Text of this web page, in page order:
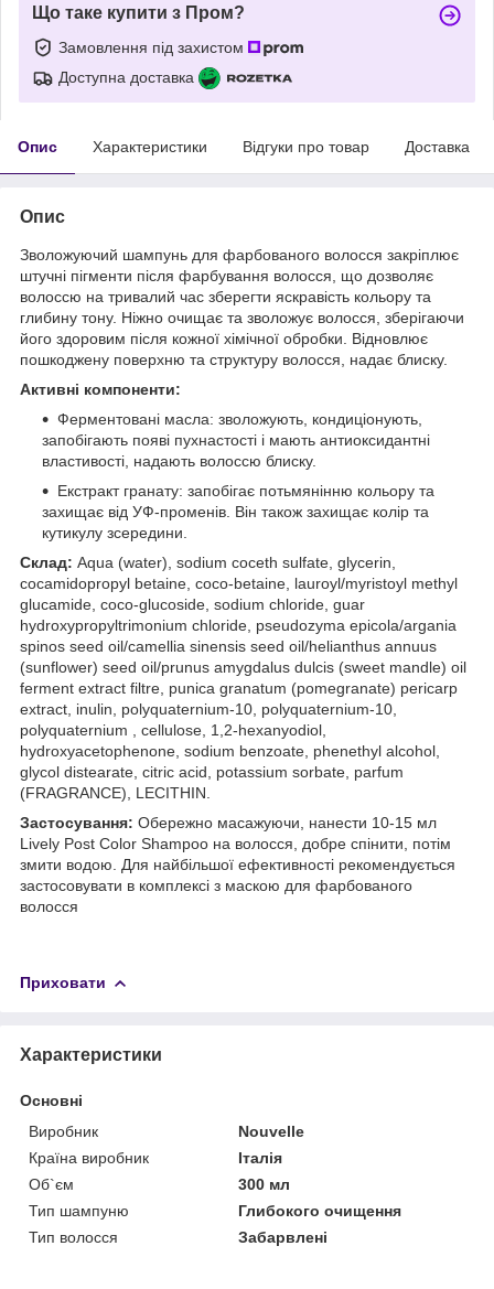
Що таке купити з Пром?
Замовлення під захистом
Доступна доставка
Опис Характеристики Відгуки про товар Доставка
Опис
Зволожуючий шампунь для фарбованого волосся закріплює
штучні пігменти після фарбування волосся, що дозволяє
волоссю на тривалий час зберегти яскравість кольору та
глибину тону. Ніжно очищає та зволожує волосся, зберігаючи
його здоровим після кожної хімічної обробки. Відновлює
пошкоджену поверхню та структуру волосся, надає блиску.
Активні компоненти:
Ферментовані масла: зволожують, кондиціонують,
запобігають появі пухнастості і мають антиоксидантні
властивості, надають волоссю блиску.
Екстракт гранату: запобігає потьмянінню кольору та
захищає від УФ-променів. Він також захищає колір та
кутикулу зсередини.
Склад: Aqua (water), sodium coceth sulfate, glycerin,
cocamidopropyl betaine, coco-betaine, lauroyl/myristoyl methyl
glucamide, coco-glucoside, sodium chloride, guar
hydroxypropyltrimonium chloride, pseudozyma epicola/argania
spinos seed oil/camellia sinensis seed oil/helianthus annuus
(sunflower) seed oil/prunus amygdalus dulcis (sweet mandle) oil
ferment extract filtre, punica granatum (pomegranate) pericarp
extract, inulin, polyquaternium-10, polyquaternium-10,
polyquaternium , cellulose, 1,2-hexanyodiol,
hydroxyacetophenone, sodium benzoate, phenethyl alcohol,
glycol distearate, citric acid, potassium sorbate, parfum
(FRAGRANCE), LECITHIN.
Застосування: Обережно масажуючи, нанести 10-15 мл
Lively Post Color Shampoo на волосся, добре спінити, потім
змити водою. Для найбільшої ефективності рекомендується
застосовувати в комплексі з маскою для фарбованого
волосся
Приховати
Характеристики
Основні
Виробник
Nouvelle
Країна виробник
Італія
Об`єм
300 мл
Тип шампуню
Глибокого очищення
Тип волосся
Забарвлені